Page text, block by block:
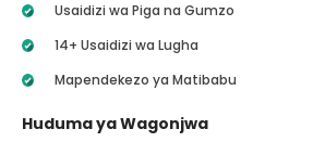
Usaidizi wa Piga na Gumzo
14+ Usaidizi wa Lugha
Mapendekezo ya Matibabu
Huduma ya Wagonjwa